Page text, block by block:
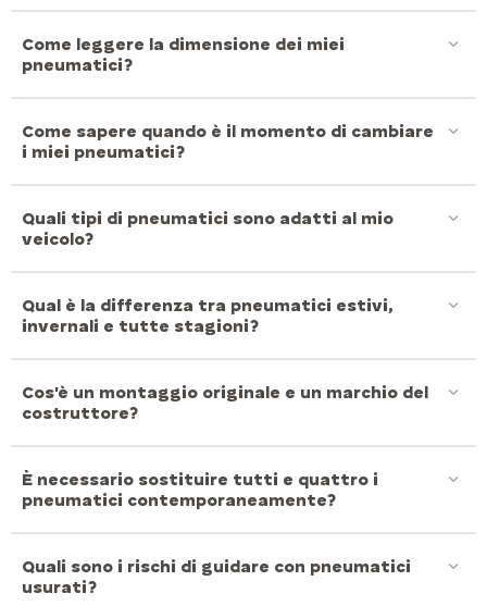
come leggere la dimensione dei miei
pneumatici?
come sapere quando è il momento di cambiare
i miei pneumatici?
quali tipi di pneumatici sono adatti al mio
veicolo?
qual è la differenza tra pneumatici estivi,
invernali e tutte stagioni?
cos'è un montaggio originale e un marchio del
costruttore?
è necessario sostituire tutti e quattro i
pneumatici contemporaneamente?
quali sono i rischi di guidare con pneumatici
usurati?